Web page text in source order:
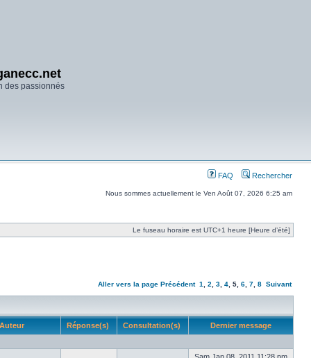
des passionnés
FAQ Rechercher
Nous sommes actuellement le Ven Août 07, 2026 6:25 am
Le fuseau horaire est UTC+1 heure [Heure d’été]
Aller vers la page Précédent 1 2 3 4 5 6 7 8 Suivant
Auteur Réponse(s) Consultation(s) Dernier message